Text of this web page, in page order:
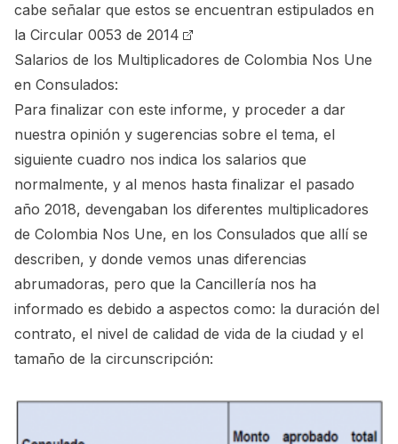
cabe señalar que estos se encuentran estipulados en
la Circular 0053 de 2014
Salarios de los Multiplicadores de Colombia Nos Une
en Consulados:
Para finalizar con este informe, y proceder a dar
nuestra opinión y sugerencias sobre el tema, el
siguiente cuadro nos indica los salarios que
normalmente, y al menos hasta finalizar el pasado
año 2018, devengaban los diferentes multiplicadores
de Colombia Nos Une, en los Consulados que allí se
describen, y donde vemos unas diferencias
abrumadoras, pero que la Cancillería nos ha
informado es debido a aspectos como: la duración del
contrato, el nivel de calidad de vida de la ciudad y el
tamaño de la circunscripción: